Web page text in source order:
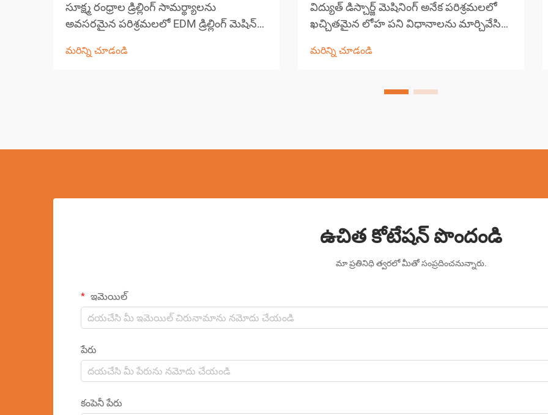
సూక్ష్మ రంధ్రాల డ్రిల్లింగ్ సామర్థ్యాలను
అవసరమైన పరిశ్రమలలో EDM డ్రిల్లింగ్ మెషిన్
విప్లవీకరించింది. ఈ సంక్లిష్టమైన విద్యుత్ డిస్చార్జ్
మరిన్ని చూడండి
విద్యుత్ డిస్చార్జ్ మెషినింగ్ అనేక పరిశ్రమలలో
ఖచ్చితమైన లోహ పని విధానాలను మార్చివేసిన
ఈ అభివృద్ధి చెందిన పద్ధతి వాహక పదార్థాల
విద్యుత్ డిస్చార్జ్‌లను ఉపయోగిస్తుంది...
మరిన్ని చూడండి
ఉచిత కోటేషన్ పొందండి
మా ప్రతినిధి త్వరలో మీతో సంప్రదించనున్నారు.
ఇమెయిల్
పేరు
కంపెనీ పేరు